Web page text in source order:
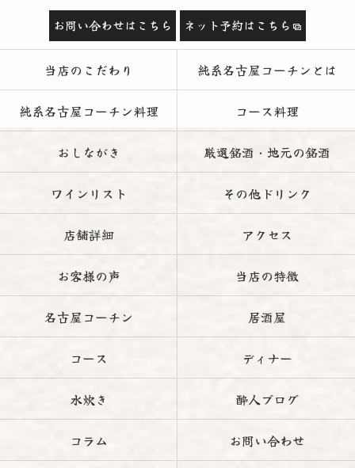
お問い合わせはこちら ネット予約はこちら
当店のこだわり 純系名古屋コーチンとは
純系名古屋コーチン料理 コース料理
おしながき 厳選銘酒・地元の銘酒
ワインリスト その他ドリンク
店舗詳細 アクセス
お客様の声 当店の特徴
名古屋コーチン 居酒屋
コース ディナー
水炊き 酔人ブログ
コラム お問い合わせ